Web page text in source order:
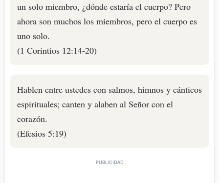
un solo miembro, ¿dónde estaría el cuerpo? Pero
ahora son muchos los miembros, pero el cuerpo es
uno solo.
(1 Corintios 12:14-20)
Hablen entre ustedes con salmos, himnos y cánticos
espirituales; canten y alaben al Señor con el
corazón.
(Efesios 5:19)